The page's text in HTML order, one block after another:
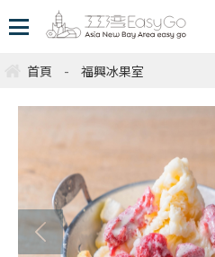
首頁 - 福興冰果室